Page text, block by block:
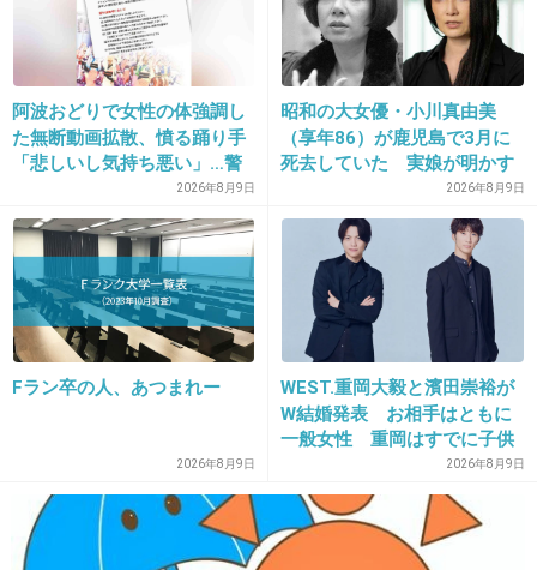
2014/05/04(日) 10:06:39
マイナス覚悟ですが頑張ってほしい。
+107 -82
12. 匿名2014/05/04(日) 10:07:00
まぁ主演はるのは勝手だが
別に観たいとは思わない
+79 -12
出典：www.menstrend.jp
阿波おどりで女性の体強調し
た無断動画拡散、憤る踊り手
「悲しいし気持ち悪い」…警
2026年8月9日
昭和の大女優・小川真由美
（享年86）が鹿児島で3月に
死去していた 実娘が明かす
「毒母」の素顔と空白の晩年
2026年8月9日
Fラン卒の人、あつまれー
2026年8月9日
WEST.重岡大毅と濱田崇裕が
W結婚発表 お相手はともに
一般女性 重岡はすでに子供
2026年8月9日